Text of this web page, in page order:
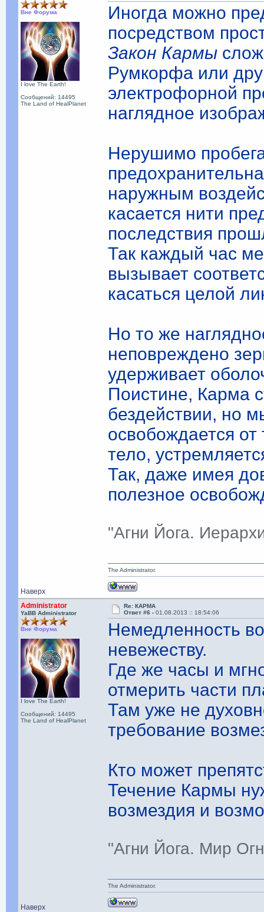
Вне Форума
I love The Earth!
Сообщений: 14495
The Land of HealPlanet
Иногда можно
посредством
Закон Кармы
Румкорфа или
электрофорной
наглядное
Нерушимо
наружным
касается нити
последствия
Так каждый час
вызывает
касаться целой
Но то же
неповреждено
удерживает
Поистине, Карма
бездействии, но
освобождается
тело,
Так, даже имея
полезное
"Агни Йога.
Наверх
The Administrator.
Administrator
YaBB Administrator
Вне Форума
I love The Earth!
Сообщений: 14495
The Land of HealPlanet
Re: КАРМА
Ответ #6 -01.08.2013 :: 18:54:06
Немедленность
невежеству.
Где же часы и
отмерить части
Там уже не
требование
Кто может
Течение Кармы
возмездия и
"Агни Йога. Мир
Наверх
The Administrator.